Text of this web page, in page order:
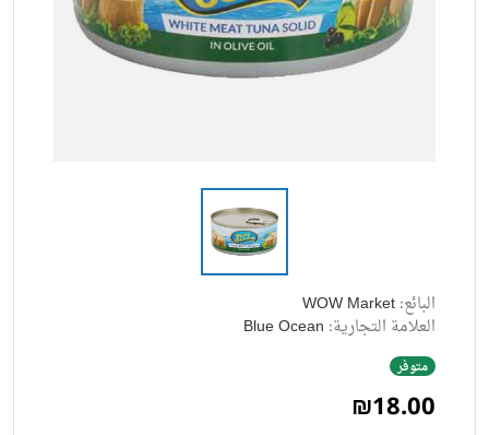
البائع:WOW Market
العلامة التجارية: Blue Ocean
متوفر
₪18.00